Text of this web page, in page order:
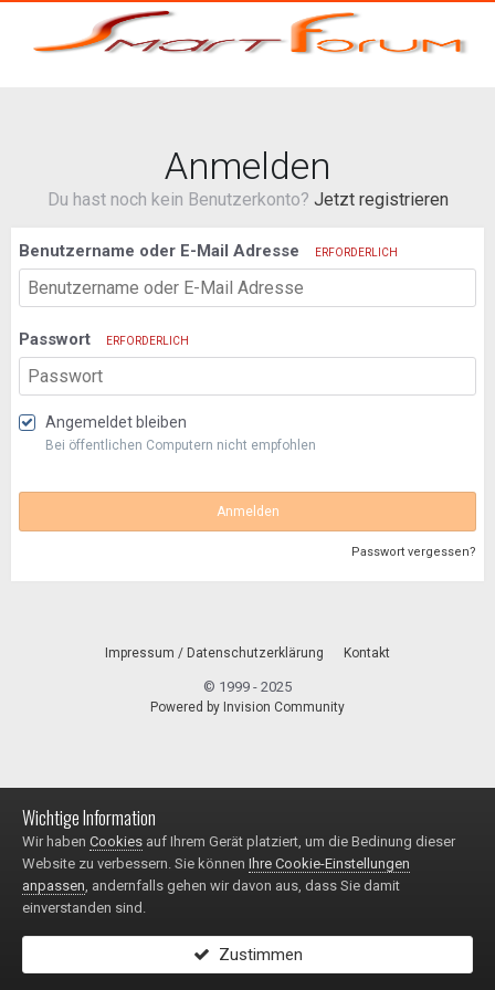
Anmelden
Du hast noch kein Benutzerkonto? Jetzt registrieren
Benutzername oder E-Mail Adresse ERFORDERLICH
Passwort ERFORDERLICH
Angemeldet bleiben
Bei öffentlichen Computern nicht empfohlen
Anmelden
Passwort vergessen?
Impressum / Datenschutzerklärung Kontakt
© 1999 - 2025
Powered by Invision Community
Wichtige Information
Wir haben Cookies auf Ihrem Gerät platziert, um die Bedinung dieser
Website zu verbessern. Sie können Ihre Cookie-Einstellungen
anpassen, andernfalls gehen wir davon aus, dass Sie damit
einverstanden sind.
Zustimmen